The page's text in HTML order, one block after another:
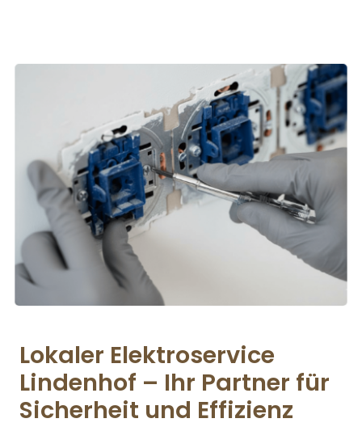
Lokaler Elektroservice
Lindenhof – Ihr Partner für
Sicherheit und Effizienz